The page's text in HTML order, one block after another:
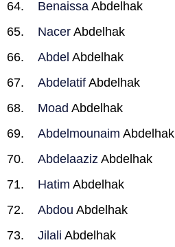
Benaissa Abdelhak
Nacer Abdelhak
Abdel Abdelhak
Abdelatif Abdelhak
Moad Abdelhak
Abdelmounaim Abdelhak
Abdelaaziz Abdelhak
Hatim Abdelhak
Abdou Abdelhak
Jilali Abdelhak